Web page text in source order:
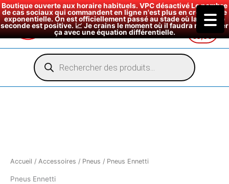
Boutique ouverte aux horaire habituels. VPC désactivé Le nombre
de cas sociaux qui commandent en ligne n'est plus en croissance
exponentielle. On est officiellement passé au stade où la dérivée
seconde est positive. 📈 Je crains le moment où il faudra modéliser
ça avec une équation différentielle.
€0,00
Recherche
de
produits
Accueil / Accessoires / Pneus / Pneus Ennetti
Pneus Ennetti